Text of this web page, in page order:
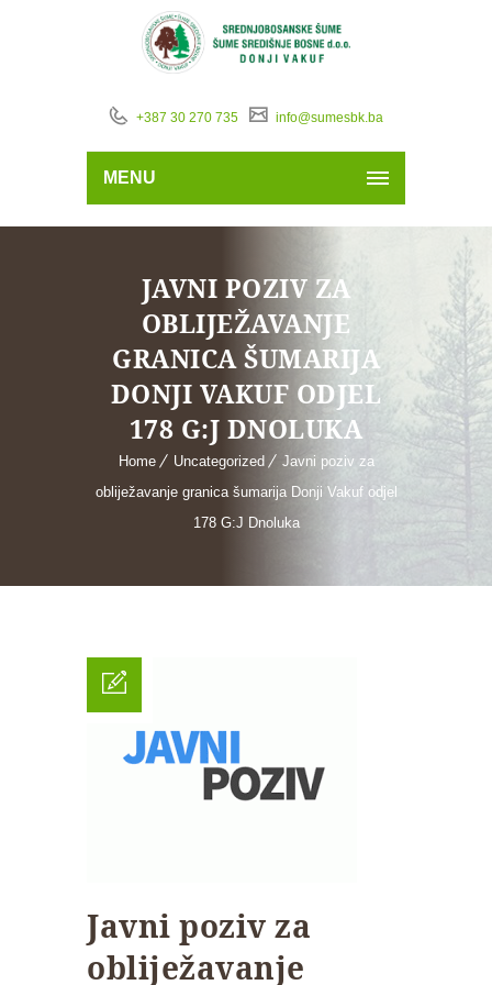
+387 30 270 735 info@sumesbk.ba
MENU
JAVNI POZIV ZA
OBLIJEŽAVANJE
GRANICA ŠUMARIJA
DONJI VAKUF ODJEL
178 G:J DNOLUKA
Home Uncategorized
Javni poziv za
obliježavanje granica šumarija Donji Vakuf odjel
178 G:J Dnoluka
Javni poziv za
obliježavanje